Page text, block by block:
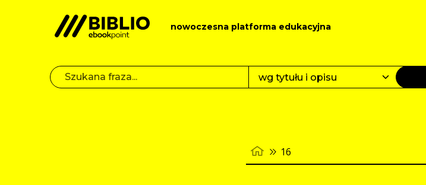
nowoczesna platforma edukacyjna
16